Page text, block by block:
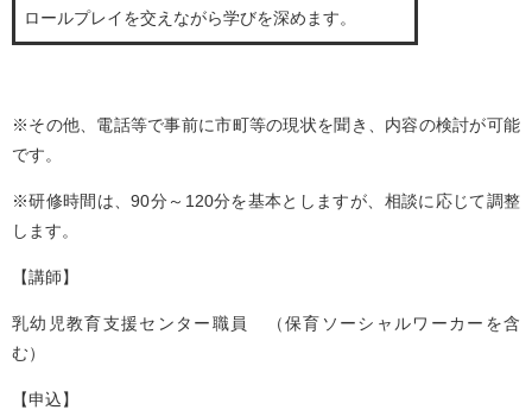
ロールプレイを交えながら学びを深めます。
※その他、電話等で事前に市町等の現状を聞き、内容の検討が可能
です。
※研修時間は、90分～120分を基本としますが、相談に応じて調整
します。
【講師】
乳幼児教育支援センター職員 （保育ソーシャルワーカーを含
む）
【申込】